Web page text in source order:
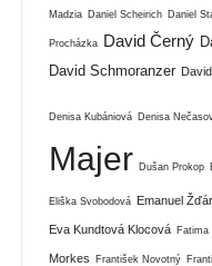
Madzia Daniel Scheirich Daniel
Procházka David Černý
David Schmoranzer
Denisa Kubániová Denisa
Majer Dušan Prokop
Eliška Svobodová Emanuel
Eva Kundtová Klocová Fatima
Morkes František Novotný